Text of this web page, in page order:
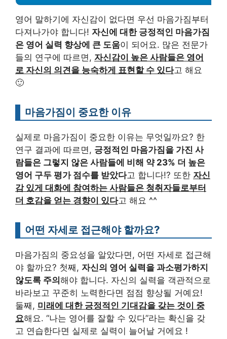
영어 말하기에 자신감이 없다면 우선 마음가짐부터
다져나가야 합니다! 자신에 대한 긍정적인 마음가짐
은 영어 실력 향상에 큰 도움이 되어요. 많은 전문가
들의 연구에 따르면, 자신감이 높은 사람들은 영어
로 자신의 의견을 능숙하게 표현할 수 있다고 해요
🙂
마음가짐이 중요한 이유
실제로 마음가짐이 중요한 이유는 무엇일까요? 한
연구 결과에 따르면, 긍정적인 마음가짐을 가진 사
람들은 그렇지 않은 사람들에 비해 약 23% 더 높은
영어 구두 평가 점수를 받았다고 합니다!? 또한 자신
감 있게 대화에 참여하는 사람들은 청취자들로부터
더 호감을 얻는 경향이 있다고 해요 ^^
어떤 자세로 접근해야 할까요?
마음가짐의 중요성을 알았다면, 어떤 자세로 접근해
야 할까요? 첫째, 자신의 영어 실력을 과소평가하지
않도록 주의 해야 합니다. 자신의 실력을 객관적으로
바라보고 꾸준히 노력한다면 점점 향상될 거예요!
둘째, 미래에 대한 긍정적인 기대감을 갖는 것이 중
요해요. “나는 영어를 잘할 수 있다”라는 확신을 갖
고 연습한다면 실제로 실력이 늘어날 거에요 !